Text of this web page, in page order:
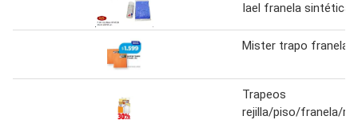
Iael franela sintética
Mister trapo franela
Trapeos
rejilla/piso/franela/